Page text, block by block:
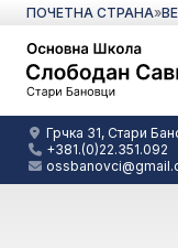
ПОЧЕТНА СТРАНА»
Грчка 31, Стари
+381.(0)22.351.092